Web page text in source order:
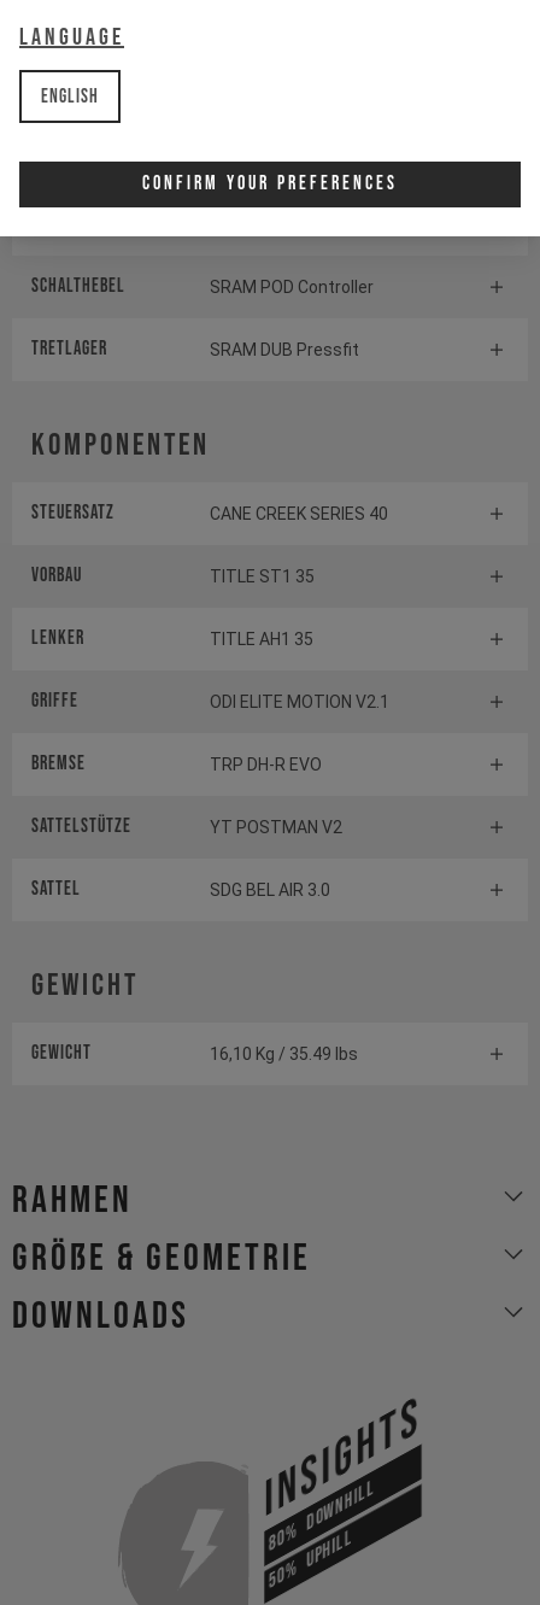
Language
English
Confirm Your Preferences
Kurbelgarnitur
Schalthebel SRAM POD Controller
TRETLAGER SRAM DUB Pressfit
Komponenten
Steuersatz CANE CREEK SERIES 40
Vorbau TITLE ST1 35
Lenker TITLE AH1 35
Griffe ODI ELITE MOTION V2.1
Bremse TRP DH-R EVO
Sattelstütze YT POSTMAN V2
Sattel SDG BEL AIR 3.0
Gewicht
Gewicht 16,10 Kg / 35.49 lbs
Rahmen
Größe & Geometrie
Downloads
INSIGHTS
80%DOWNHILL
50%UPHILL